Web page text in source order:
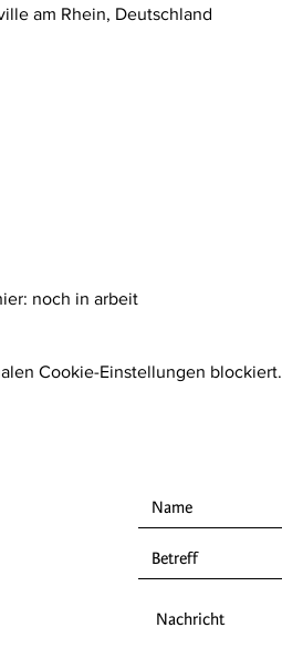
am Rhein, Deutschland
noch in arbeit
Cookie-Einstellungen blockiert.